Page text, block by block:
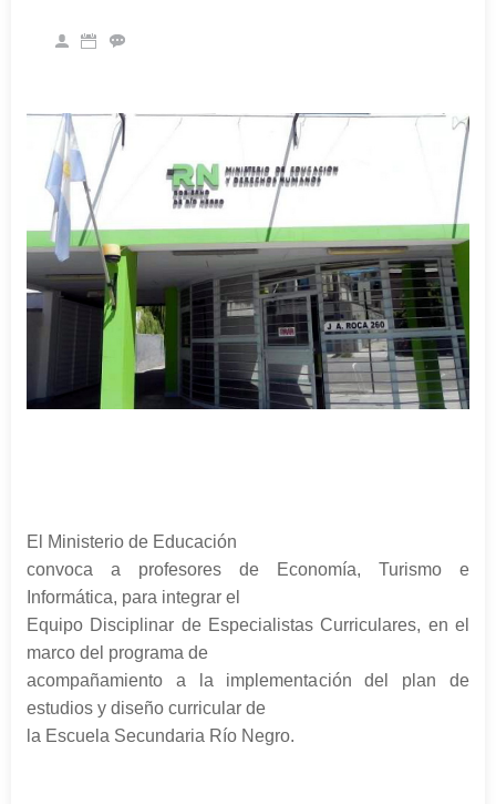
El Ministerio de Educación
convoca a profesores de Economía, Turismo e
Informática, para integrar el
Equipo Disciplinar de Especialistas Curriculares, en el
marco del programa de
acompañamiento a la implementación del plan de
estudios y diseño curricular de
la Escuela Secundaria Río Negro.